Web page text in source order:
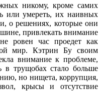
никому, кроме самих
или умереть, их наивных
о решениях, которые они
привлекать внимание
ровен час проедет как
мир. Кэтрин Бу своим
внимание к проблеме,
в трущобах стало больше
но нищета, коррупция,
крысы и отсутствие